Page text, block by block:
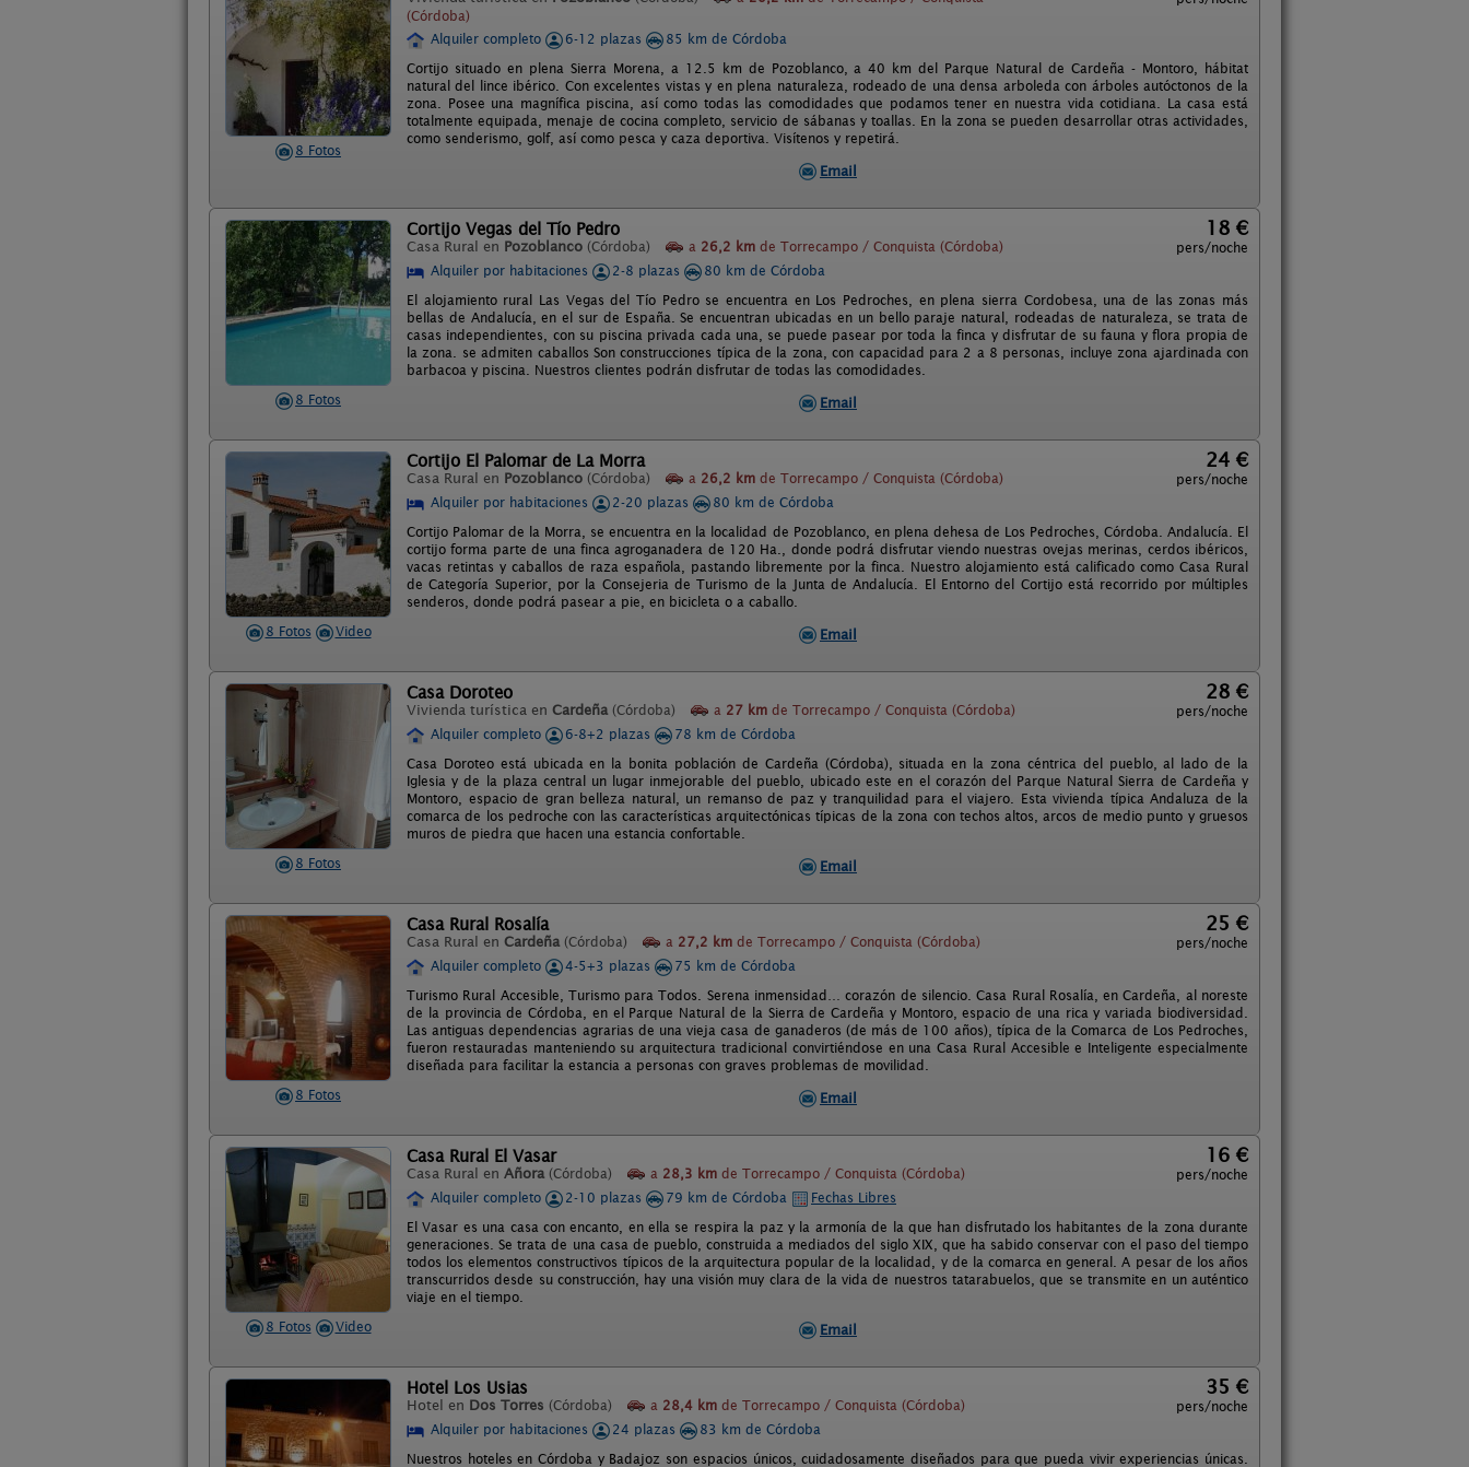
8 Fotos
(Córdoba)
Alquiler completo 6-12 plazas
85 km de Córdoba
Cortijo situado en plena Sierra Morena, a 12.5 km de Pozoblanco, a 40 km del Parque Natural de Cardeña - Montoro, hábitat
natural del lince ibérico. Con excelentes vistas y en plena naturaleza, rodeado de una densa arboleda con árboles autóctonos de la
zona. Posee una magnífica piscina, así como todas las comodidades que podamos tener en nuestra vida cotidiana. La casa está
totalmente equipada, menaje de cocina completo, servicio de sábanas y toallas. En la zona se pueden desarrollar otras actividades,
como senderismo, golf, así como pesca y caza deportiva. Visítenos y repetirá.
Email
8 Fotos
Cortijo Vegas del Tío Pedro
Casa Rural en Pozoblanco (Córdoba) a 26,2 km de Torrecampo / Conquista (Córdoba)
18 €
pers/noche
Alquiler por habitaciones
2-8 plazas
80 km de Córdoba
El alojamiento rural Las Vegas del Tío Pedro se encuentra en Los Pedroches, en plena sierra Cordobesa, una de las zonas más
bellas de Andalucía, en el sur de España. Se encuentran ubicadas en un bello paraje natural, rodeadas de naturaleza, se trata de
casas independientes, con su piscina privada cada una, se puede pasear por toda la finca y disfrutar de su fauna y flora propia de
la zona. se admiten caballos Son construcciones típica de la zona, con capacidad para 2 a 8 personas, incluye zona ajardinada con
barbacoa y piscina. Nuestros clientes podrán disfrutar de todas las comodidades.
Email
8 Fotos Video
Cortijo El Palomar de La Morra
Casa Rural en Pozoblanco (Córdoba) a 26,2 km de Torrecampo / Conquista (Córdoba)
24 €
pers/noche
Alquiler por habitaciones
2-20 plazas
80 km de Córdoba
Cortijo Palomar de la Morra, se encuentra en la localidad de Pozoblanco, en plena dehesa de Los Pedroches, Córdoba. Andalucía. El
cortijo forma parte de una finca agroganadera de 120 Ha., donde podrá disfrutar viendo nuestras ovejas merinas, cerdos ibéricos,
vacas retintas y caballos de raza española, pastando libremente por la finca. Nuestro alojamiento está calificado como Casa Rural
de Categoría Superior, por la Consejeria de Turismo de la Junta de Andalucía. El Entorno del Cortijo está recorrido por múltiples
senderos, donde podrá pasear a pie, en bicicleta o a caballo.
Email
8 Fotos
Casa Doroteo
Vivienda turística en Cardeña (Córdoba) a 27 km de Torrecampo / Conquista (Córdoba)
28 €
pers/noche
Alquiler completo
6-8+2 plazas
78 km de Córdoba
Casa Doroteo está ubicada en la bonita población de Cardeña (Córdoba), situada en la zona céntrica del pueblo, al lado de la
Iglesia y de la plaza central un lugar inmejorable del pueblo, ubicado este en el corazón del Parque Natural Sierra de Cardeña y
Montoro, espacio de gran belleza natural, un remanso de paz y tranquilidad para el viajero. Esta vivienda típica Andaluza de la
comarca de los pedroche con las características arquitectónicas típicas de la zona con techos altos, arcos de medio punto y gruesos
muros de piedra que hacen una estancia confortable.
Email
8 Fotos
Casa Rural Rosalía
Casa Rural en Cardeña (Córdoba) a 27,2 km de Torrecampo / Conquista (Córdoba)
25 €
pers/noche
Alquiler completo
4-5+3 plazas
75 km de Córdoba
Turismo Rural Accesible, Turismo para Todos. Serena inmensidad… corazón de silencio. Casa Rural Rosalía, en Cardeña, al noreste
de la provincia de Córdoba, en el Parque Natural de la Sierra de Cardeña y Montoro, espacio de una rica y variada biodiversidad.
Las antiguas dependencias agrarias de una vieja casa de ganaderos (de más de 100 años), típica de la Comarca de Los Pedroches,
fueron restauradas manteniendo su arquitectura tradicional convirtiéndose en una Casa Rural Accesible e Inteligente especialmente
diseñada para facilitar la estancia a personas con graves problemas de movilidad.
Email
8 Fotos Video
Casa Rural El Vasar
Casa Rural en Añora (Córdoba) a 28,3 km de Torrecampo / Conquista (Córdoba)
16 €
pers/noche
Alquiler completo
2-10 plazas 79 km de Córdoba
Fechas Libres
El Vasar es una casa con encanto, en ella se respira la paz y la armonía de la que han disfrutado los habitantes de la zona durante
generaciones. Se trata de una casa de pueblo, construida a mediados del siglo XIX, que ha sabido conservar con el paso del tiempo
todos los elementos constructivos típicos de la arquitectura popular de la localidad, y de la comarca en general. A pesar de los años
transcurridos desde su construcción, hay una visión muy clara de la vida de nuestros tatarabuelos, que se transmite en un auténtico
viaje en el tiempo.
Email
Hotel Los Usias
Hotel en Dos Torres (Córdoba) a 28,4 km de Torrecampo / Conquista (Córdoba)
35 €
pers/noche
Alquiler por habitaciones
24 plazas
83 km de Córdoba
Nuestros hoteles en Córdoba y Badajoz son espacios únicos, cuidadosamente diseñados para que pueda vivir experiencias únicas.